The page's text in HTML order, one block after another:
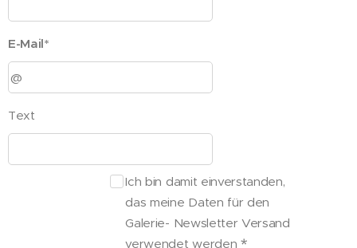
E-Mail*
Text
Ich bin damit einverstanden,
das meine Daten für den
Galerie- Newsletter Versand
verwendet werden